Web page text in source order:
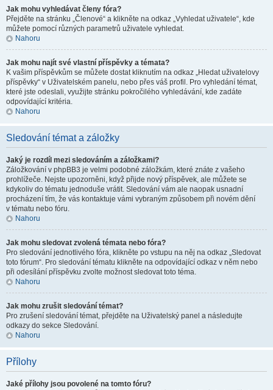
Jak mohu vyhledávat členy fóra?
Přejděte na stránku „Členové“ a klikněte na odkaz „Vyhledat uživatele“, kde
můžete pomocí různých parametrů uživatele vyhledat.
Nahoru
Jak mohu najít své vlastní příspěvky a témata?
K vašim příspěvkům se můžete dostat kliknutím na odkaz „Hledat uživatelovy
příspěvky“ v Uživatelském panelu, nebo přes váš profil. Pro vyhledání témat,
které jste odeslali, využijte stránku pokročilého vyhledávání, kde zadáte
odpovídající kritéria.
Nahoru
Sledování témat a záložky
Jaký je rozdíl mezi sledováním a záložkami?
Záložkování v phpBB3 je velmi podobné záložkám, které znáte z vašeho
prohlížeče. Nejste upozorněni, když přijde nový příspěvek, ale můžete se
kdykoliv do tématu jednoduše vrátit. Sledování vám ale naopak usnadní
procházení tím, že vás kontaktuje vámi vybraným způsobem při novém dění
v tématu nebo fóru.
Nahoru
Jak mohu sledovat zvolená témata nebo fóra?
Pro sledování jednotlivého fóra, klikněte po vstupu na něj na odkaz „Sledovat
toto fórum“. Pro sledování tématu klikněte na odpovídající odkaz v něm nebo
při odesílání příspěvku zvolte možnost sledovat toto téma.
Nahoru
Jak mohu zrušit sledování témat?
Pro zrušení sledování témat, přejděte na Uživatelský panel a následujte
odkazy do sekce Sledování.
Nahoru
Přílohy
Jaké přílohy jsou povolené na tomto fóru?